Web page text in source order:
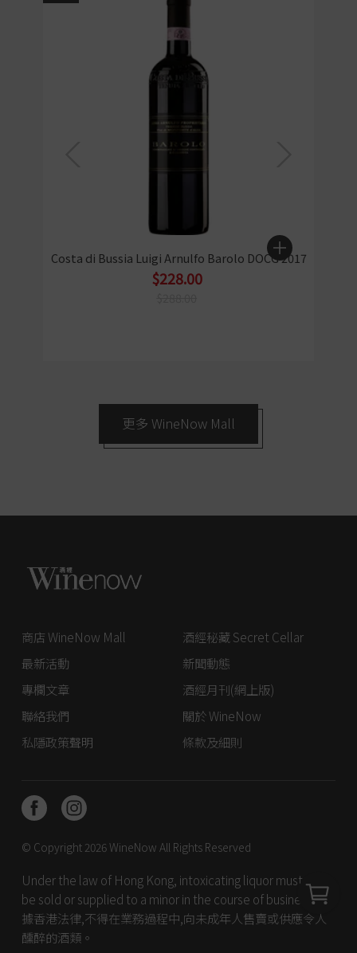
Costa di Bussia Luigi Arnulfo Barolo DOCG 2017
$228.00
更多 WineNow Mall
商店 WineNow Mall
酒經秘藏 Secret Cellar
最新活動
新聞動態
專欄文章
酒經月刊(網上版)
聯絡我們
關於 WineNow
私隱政策聲明
條款及細則
© Copyright 2026WineNow All Rights Reserved
Under the law of Hong Kong, intoxicating liquor must not
be sold or supplied to a minor in the course of business. 根
據香港法律,不得在業務過程中,向未成年人售賣或供應令人
醺醉的酒類。